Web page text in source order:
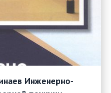
Инженерно-